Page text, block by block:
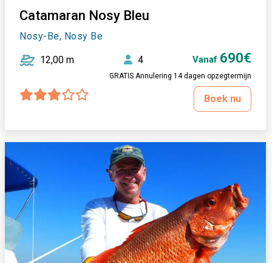
Catamaran Nosy Bleu
Nosy-Be, Nosy Be
12,00 m 4 Vanaf 690€
GRATIS Annulering 14 dagen opzegtermijn
Boek nu